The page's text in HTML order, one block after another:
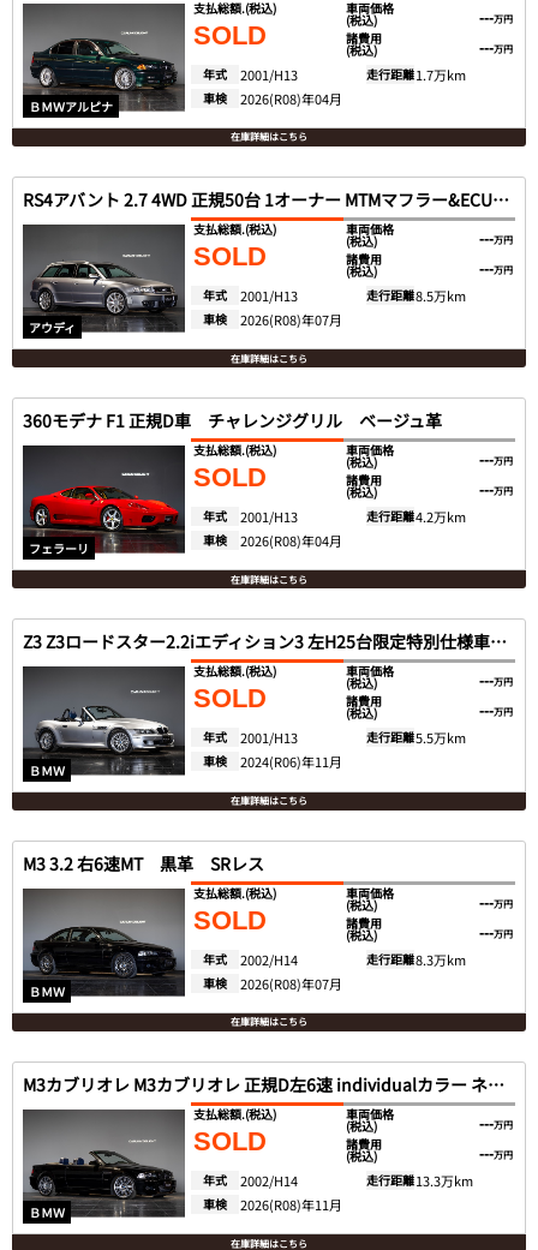
ＢＭＷアルピナ
支払総額.(税込)
SOLD
車両価格
(税込) ---万円
諸費用
(税込) ---万円
年式 2001/H13 走行距離1.7万km
車検 2026(R08)年04月
在庫詳細はこちら
RS4アバント 2.7 4WD 正規50台 1オーナー MTMマフラー&ECU KW
アウディ
支払総額.(税込)
SOLD
車両価格
(税込) ---万円
諸費用
(税込) ---万円
年式 2001/H13 走行距離8.5万km
車検 2026(R08)年07月
在庫詳細はこちら
360モデナ F1 正規D車 チャレンジグリル ベージュ革
フェラーリ
支払総額.(税込)
SOLD
車両価格
(税込) ---万円
諸費用
(税込) ---万円
年式 2001/H13 走行距離4.2万km
車検 2026(R08)年04月
在庫詳細はこちら
Z3 Z3ロードスター2.2iエディション3 左H25台限定特別仕様車 5速MT
ＢＭＷ
支払総額.(税込)
SOLD
車両価格
(税込) ---万円
諸費用
(税込) ---万円
年式 2001/H13 走行距離5.5万km
車検 2024(R06)年11月
在庫詳細はこちら
M3 3.2 右6速MT 黒革 SRレス
ＢＭＷ
支払総額.(税込)
SOLD
車両価格
(税込) ---万円
諸費用
(税込) ---万円
年式 2002/H14 走行距離8.3万km
車検 2026(R08)年07月
在庫詳細はこちら
M3カブリオレ M3カブリオレ 正規D左6速 individualカラー ネイビー革
ＢＭＷ
支払総額.(税込)
SOLD
車両価格
(税込) ---万円
諸費用
(税込) ---万円
年式 2002/H14 走行距離13.3万km
車検 2026(R08)年11月
在庫詳細はこちら